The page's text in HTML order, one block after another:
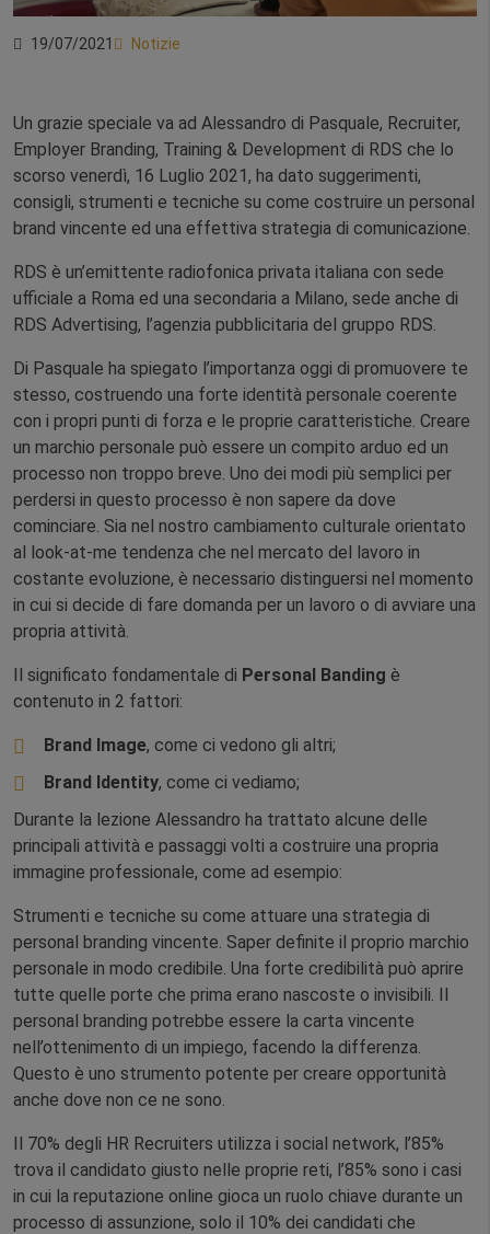
19/07/2021 Notizie
Un grazie speciale va ad Alessandro di Pasquale, Recruiter,
Employer Branding, Training & Development di RDS che lo
scorso venerdì, 16 Luglio 2021, ha dato suggerimenti,
consigli, strumenti e tecniche su come costruire un personal
brand vincente ed una effettiva strategia di comunicazione.
RDS è un’emittente radiofonica privata italiana con sede
ufficiale a Roma ed una secondaria a Milano, sede anche di
RDS Advertising, l’agenzia pubblicitaria del gruppo RDS.
Di Pasquale ha spiegato l’importanza oggi di promuovere te
stesso, costruendo una forte identità personale coerente
con i propri punti di forza e le proprie caratteristiche. Creare
un marchio personale può essere un compito arduo ed un
processo non troppo breve. Uno dei modi più semplici per
perdersi in questo processo è non sapere da dove
cominciare. Sia nel nostro cambiamento culturale orientato
al look-at-me tendenza che nel mercato del lavoro in
costante evoluzione, è necessario distinguersi nel momento
in cui si decide di fare domanda per un lavoro o di avviare una
propria attività.
Il significato fondamentale di Personal Banding è
contenuto in 2 fattori:
Brand Image, come ci vedono gli altri;
Brand Identity, come ci vediamo;
Durante la lezione Alessandro ha trattato alcune delle
principali attività e passaggi volti a costruire una propria
immagine professionale, come ad esempio:
Strumenti e tecniche su come attuare una strategia di
personal branding vincente. Saper definite il proprio marchio
personale in modo credibile. Una forte credibilità può aprire
tutte quelle porte che prima erano nascoste o invisibili. Il
personal branding potrebbe essere la carta vincente
nell’ottenimento di un impiego, facendo la differenza.
Questo è uno strumento potente per creare opportunità
anche dove non ce ne sono.
Il 70% degli HR Recruiters utilizza i social network, l’85%
trova il candidato giusto nelle proprie reti, l’85% sono i casi
in cui la reputazione online gioca un ruolo chiave durante un
processo di assunzione, solo il 10% dei candidati che